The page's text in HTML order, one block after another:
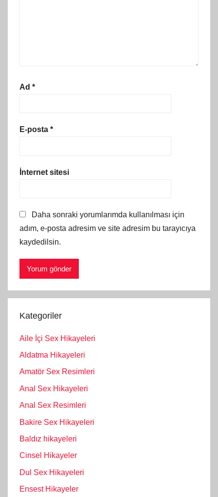
Ad *
E-posta *
İnternet sitesi
Daha sonraki yorumlarımda kullanılması için
adım, e-posta adresim ve site adresim bu tarayıcıya
kaydedilsin.
Kategoriler
Aile İçi Sex Hikayeleri
Aldatma Hikayeleri
Amatör Sex Resimleri
Anal Sex Hikayeleri
Anal Sex Resimleri
Bakire Sex Hikayeleri
Baldız hikayeleri
Cinsel Hikayeler
Dul Sex Hikayeleri
Ensest Hikayeler